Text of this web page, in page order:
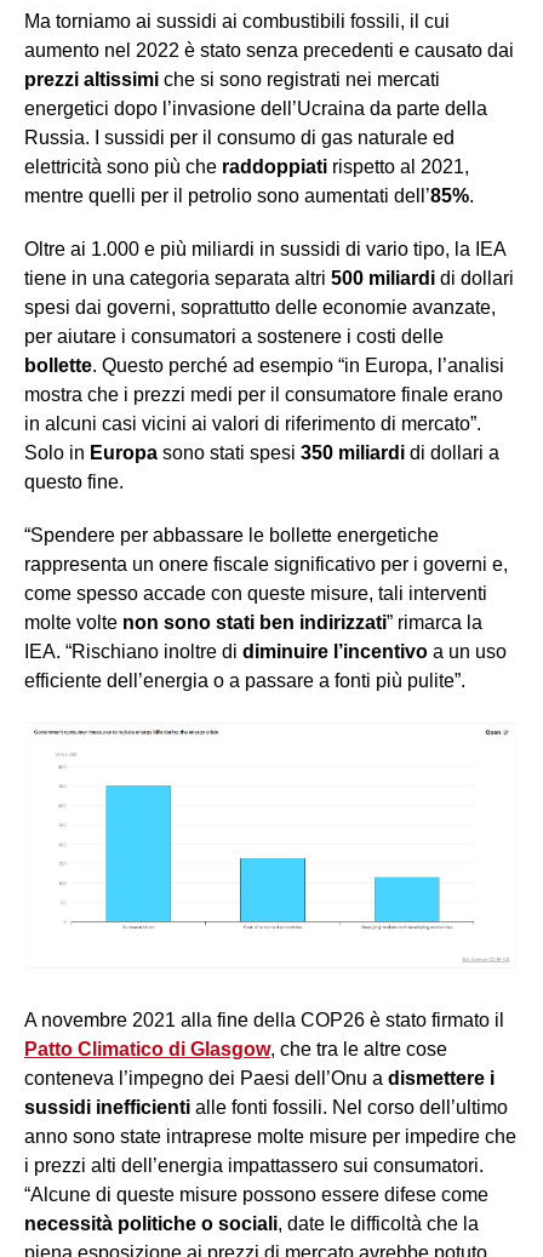
Ma torniamo ai sussidi ai combustibili fossili, il cui
aumento nel 2022 è stato senza precedenti e causato dai
prezzi altissimi che si sono registrati nei mercati
energetici dopo l’invasione dell’Ucraina da parte della
Russia. I sussidi per il consumo di gas naturale ed
elettricità sono più che raddoppiati rispetto al 2021,
mentre quelli per il petrolio sono aumentati dell’85%.
Oltre ai 1.000 e più miliardi in sussidi di vario tipo, la IEA
tiene in una categoria separata altri 500 miliardi di dollari
spesi dai governi, soprattutto delle economie avanzate,
per aiutare i consumatori a sostenere i costi delle
bollette. Questo perché ad esempio “in Europa, l’analisi
mostra che i prezzi medi per il consumatore finale erano
in alcuni casi vicini ai valori di riferimento di mercato”.
Solo in Europa sono stati spesi 350 miliardi di dollari a
questo fine.
“Spendere per abbassare le bollette energetiche
rappresenta un onere fiscale significativo per i governi e,
come spesso accade con queste misure, tali interventi
molte volte non sono stati ben indirizzati” rimarca la
IEA. “Rischiano inoltre di diminuire l’incentivo a un uso
efficiente dell’energia o a passare a fonti più pulite”.
A novembre 2021 alla fine della COP26 è stato firmato il
Patto Climatico di Glasgow, che tra le altre cose
conteneva l’impegno dei Paesi dell’Onu a dismettere i
sussidi inefficienti alle fonti fossili. Nel corso dell’ultimo
anno sono state intraprese molte misure per impedire che
i prezzi alti dell’energia impattassero sui consumatori.
“Alcune di queste misure possono essere difese come
necessità politiche o sociali, date le difficoltà che la